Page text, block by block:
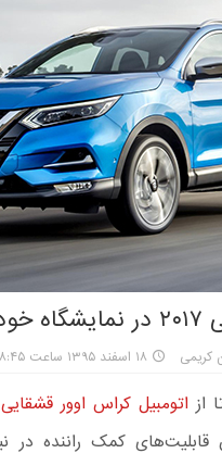
کریمی ۱۸ اسفند ۱۳۹۵ ساعت ۰۸:۴۵
از اتومبیل کراس اوور قشقایی